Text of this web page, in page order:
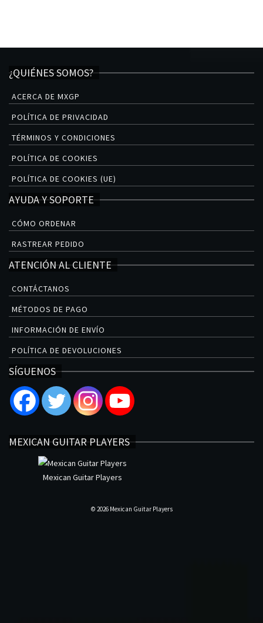
¿QUIÉNES SOMOS?
ACERCA DE MXGP
POLÍTICA DE PRIVACIDAD
TÉRMINOS Y CONDICIONES
POLÍTICA DE COOKIES
POLÍTICA DE COOKIES (UE)
AYUDA Y SOPORTE
CÓMO ORDENAR
RASTREAR PEDIDO
ATENCIÓN AL CLIENTE
CONTÁCTANOS
MÉTODOS DE PAGO
INFORMACIÓN DE ENVÍO
POLÍTICA DE DEVOLUCIONES
SÍGUENOS
MEXICAN GUITAR PLAYERS
Mexican Guitar Players
© 2026 Mexican Guitar Players